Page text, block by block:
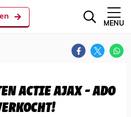
MENU
ACTIE AJAX - ADO